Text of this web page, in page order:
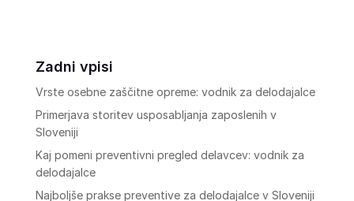
Zadni vpisi
Vrste osebne zaščitne opreme: vodnik za delodajalce
Primerjava storitev usposabljanja zaposlenih v
Sloveniji
Kaj pomeni preventivni pregled delavcev: vodnik za
delodajalce
Najboljše prakse preventive za delodajalce v Sloveniji